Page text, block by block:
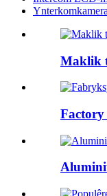
Maklik
Factory